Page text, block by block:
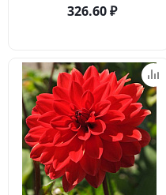
326.60